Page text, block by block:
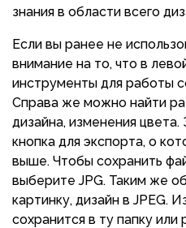
знания в области всего
Если вы ранее не
внимание на то, что в
инструменты для работы
Справа же можно найти
дизайна, изменения
кнопка для экспорта, о
выше. Чтобы сохранить
выберите JPG. Таким же
картинку, дизайн в JPEG.
сохранится в ту папку